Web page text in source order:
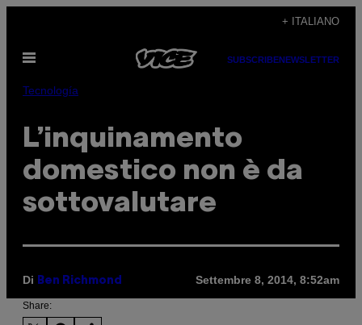
contenuto
+ ITALIANO
Apri
SUBSCRIBENEWSLETTER
Tecnología
L’inquinamento
domestico non è da
sottovalutare
Di Ben Richmond Settembre 8, 2014, 8:52am
Share: